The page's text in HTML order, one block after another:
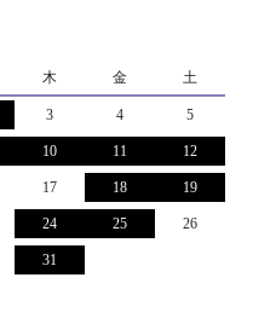
木 金 土
3 4 5
10 11 12
17 18 19
24 25 26
31